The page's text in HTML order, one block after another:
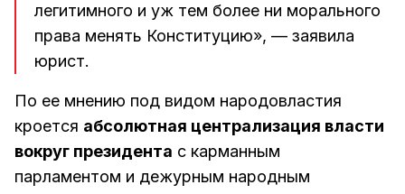
легитимного и уж тем более ни морального
права менять Конституцию», — заявила
юрист.
По ее мнению под видом народовластия
кроется абсолютная централизация власти
вокруг президента с карманным
парламентом и дежурным народным